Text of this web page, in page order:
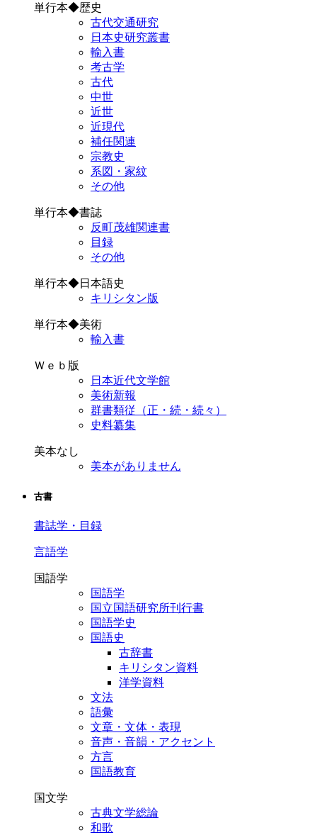
単行本◆歴史
古代交通研究
日本史研究叢書
輸入書
考古学
古代
中世
近世
近現代
補任関連
宗教史
系図・家紋
その他
単行本◆書誌
反町茂雄関連書
目録
その他
単行本◆日本語史
キリシタン版
単行本◆美術
輸入書
Ｗｅｂ版
日本近代文学館
美術新報
群書類従（正・続・続々）
史料纂集
美本なし
美本がありません
古書
書誌学・目録
言語学
国語学
国語学
国立国語研究所刊行書
国語学史
国語史
古辞書
キリシタン資料
洋学資料
文法
語彙
文章・文体・表現
音声・音韻・アクセント
方言
国語教育
国文学
古典文学総論
和歌